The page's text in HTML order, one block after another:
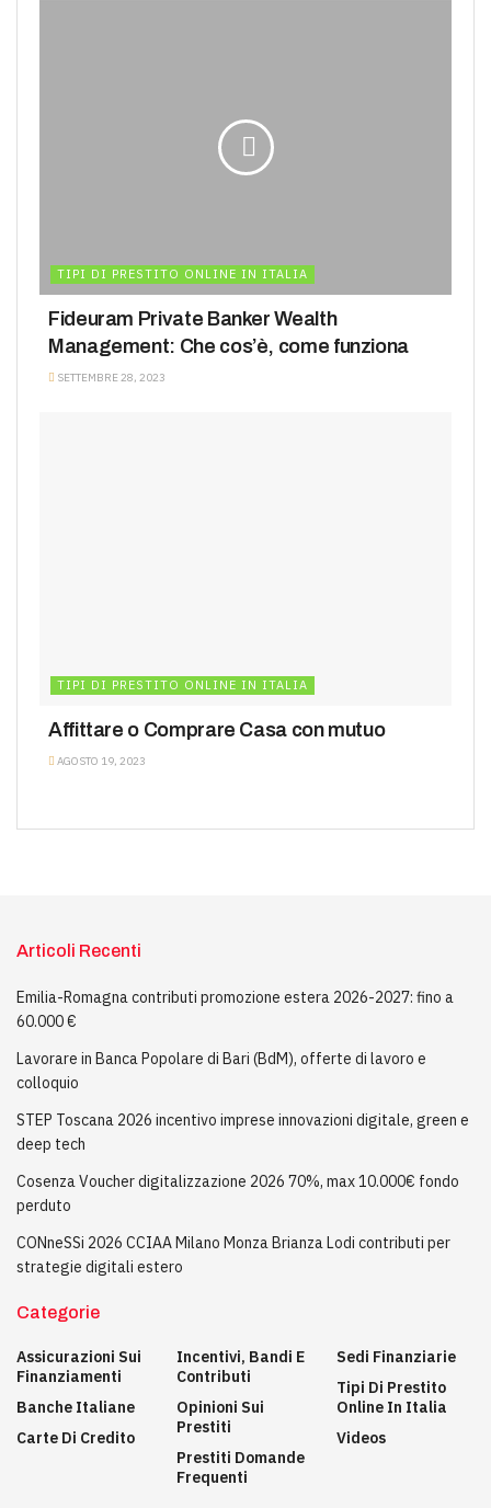
TIPI DI PRESTITO ONLINE IN ITALIA
Fideuram Private Banker Wealth
Management: Che cos’è, come funziona
SETTEMBRE 28, 2023
TIPI DI PRESTITO ONLINE IN ITALIA
Affittare o Comprare Casa con mutuo
AGOSTO 19, 2023
Articoli Recenti
Emilia-Romagna contributi promozione estera 2026-2027: fino a
60.000 €
Lavorare in Banca Popolare di Bari (BdM), offerte di lavoro e
colloquio
STEP Toscana 2026 incentivo imprese innovazioni digitale, green e
deep tech
Cosenza Voucher digitalizzazione 2026 70%, max 10.000€ fondo
perduto
CONneSSi 2026 CCIAA Milano Monza Brianza Lodi contributi per
strategie digitali estero
Categorie
Assicurazioni Sui
Finanziamenti
Banche Italiane
Carte Di Credito
Incentivi, Bandi E
Contributi
Opinioni Sui
Prestiti
Prestiti Domande
Frequenti
Sedi Finanziarie
Tipi Di Prestito
Online In Italia
Videos